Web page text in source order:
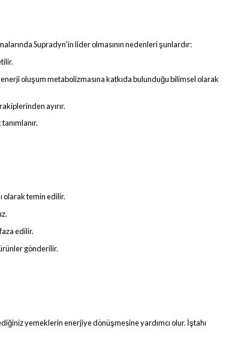
Supradyn'in lider olmasının nedenleri şunlardır:
oluşum metabolizmasına katkıda bulunduğu bilimsel olarak
ayırır.
olarak temin edilir.
edilir.
gönderilir.
yemeklerin enerjiye dönüşmesine yardımcı olur. İştahı